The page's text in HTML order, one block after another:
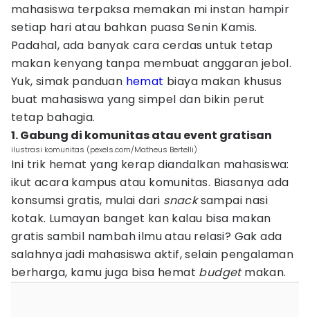
mahasiswa terpaksa memakan mi instan hampir
setiap hari atau bahkan puasa Senin Kamis.
Padahal, ada banyak cara cerdas untuk tetap
makan kenyang tanpa membuat anggaran jebol.
Yuk, simak panduan hemat biaya makan khusus
buat mahasiswa yang simpel dan bikin perut
tetap bahagia.
1. Gabung di komunitas atau event gratisan
ilustrasi komunitas (pexels.com/Matheus Bertelli)
Ini trik hemat yang kerap diandalkan mahasiswa:
ikut acara kampus atau komunitas. Biasanya ada
konsumsi gratis, mulai dari snacksampai nasi
kotak. Lumayan banget kan kalau bisa makan
gratis sambil nambah ilmu atau relasi? Gak ada
salahnya jadi mahasiswa aktif, selain pengalaman
berharga, kamu juga bisa hemat budgetmakan.